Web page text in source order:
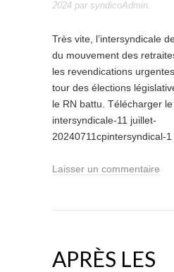
2024 par syndicoAdmin.
Très vite, l’intersyndicale
du mouvement des
les revendications
tour des élections
le RN battu. Télécharger
intersyndicale-11 juillet-
20240711cpintersyndical-1
Laisser un commentaire
APRÈS LES